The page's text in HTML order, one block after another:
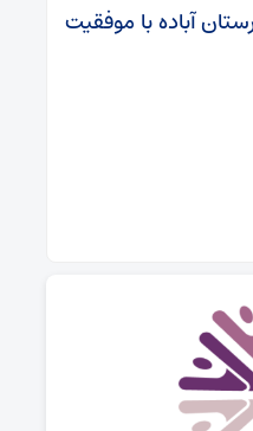
آباده با موفقیت